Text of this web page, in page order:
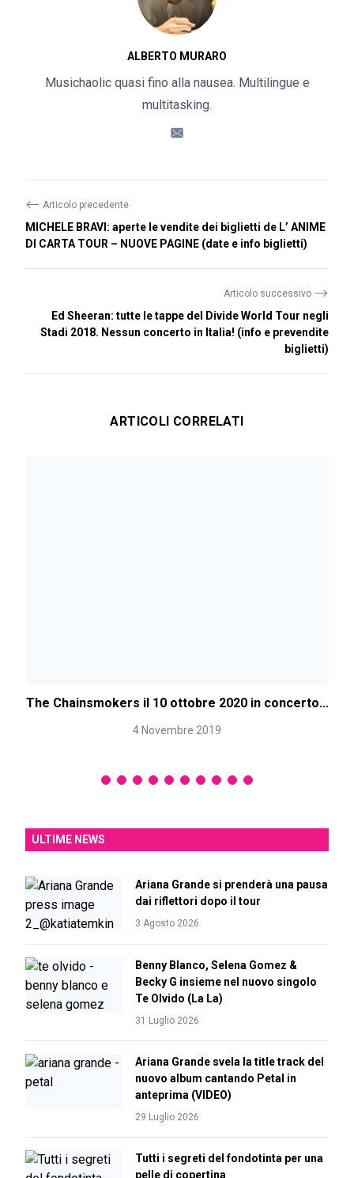
ALBERTO MURARO
Musichaolic quasi fino alla nausea. Multilingue e
multitasking.
⟵ Articolo precedente
MICHELE BRAVI: aperte le vendite dei biglietti de L’ ANIME
DI CARTA TOUR – NUOVE PAGINE (date e info biglietti)
Articolo successivo ⟶
Ed Sheeran: tutte le tappe del Divide World Tour negli
Stadi 2018. Nessun concerto in Italia! (info e prevendite
biglietti)
ARTICOLI CORRELATI
The Chainsmokers il 10 ottobre 2020 in concerto...
4 Novembre 2019
ULTIME NEWS
Ariana Grande si prenderà una pausa
dai riflettori dopo il tour
3 Agosto 2026
Benny Blanco, Selena Gomez &
Becky G insieme nel nuovo singolo
Te Olvido (La La)
31 Luglio 2026
Ariana Grande svela la title track del
nuovo album cantando Petal in
anteprima (VIDEO)
29 Luglio 2026
Tutti i segreti del fondotinta per una
pelle di copertina